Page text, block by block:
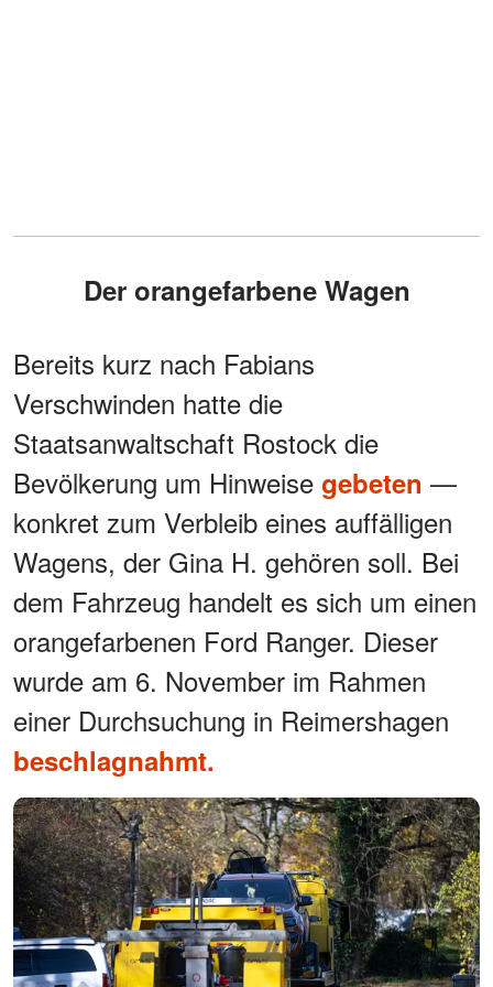
Der orangefarbene Wagen
Bereits kurz nach Fabians
Verschwinden hatte die
Staatsanwaltschaft Rostock die
Bevölkerung um Hinweise gebeten —
konkret zum Verbleib eines auffälligen
Wagens, der Gina H. gehören soll. Bei
dem Fahrzeug handelt es sich um einen
orangefarbenen Ford Ranger. Dieser
wurde am 6. November im Rahmen
einer Durchsuchung in Reimershagen
beschlagnahmt.